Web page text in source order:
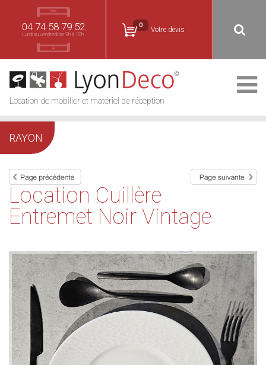
Location de mobilier et matériel de réception
04 74 58 79 52
Lundi au vendredi de 9h à 18h
0 Votre devis
RAYON
Location Cuillère
Entremet Noir Vintage